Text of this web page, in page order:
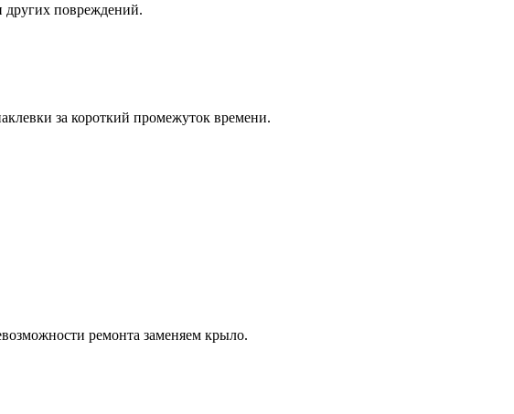
других повреждений.
за короткий промежуток времени.
ремонта заменяем крыло.